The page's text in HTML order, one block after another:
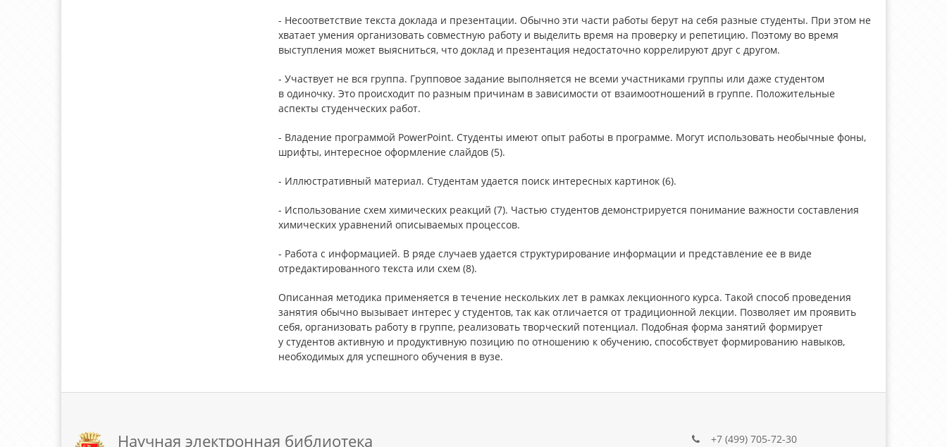
- Несоответствие текста доклада и презентации. Обычно эти части работы берут на себя разные студенты. При этом не
хватает умения организовать совместную работу и выделить время на проверку и репетицию. Поэтому во время
выступления может выясниться, что доклад и презентация недостаточно коррелируют друг с другом.
- Участвует не вся группа. Групповое задание выполняется не всеми участниками группы или даже студентом
в одиночку. Это происходит по разным причинам в зависимости от взаимоотношений в группе. Положительные
аспекты студенческих работ.
- Владение программой PowerPoint. Студенты имеют опыт работы в программе. Могут использовать необычные фоны,
шрифты, интересное оформление слайдов (5).
- Иллюстративный материал. Студентам удается поиск интересных картинок (6).
- Использование схем химических реакций (7). Частью студентов демонстрируется понимание важности составления
химических уравнений описываемых процессов.
- Работа с информацией. В ряде случаев удается структурирование информации и представление ее в виде
отредактированного текста или схем (8).
Описанная методика применяется в течение нескольких лет в рамках лекционного курса. Такой способ проведения
занятия обычно вызывает интерес у студентов, так как отличается от традиционной лекции. Позволяет им проявить
себя, организовать работу в группе, реализовать творческий потенциал. Подобная форма занятий формирует
у студентов активную и продуктивную позицию по отношению к обучению, способствует формированию навыков,
необходимых для успешного обучения в вузе.
Научная электронная библиотека +7 (499) 705-72-30